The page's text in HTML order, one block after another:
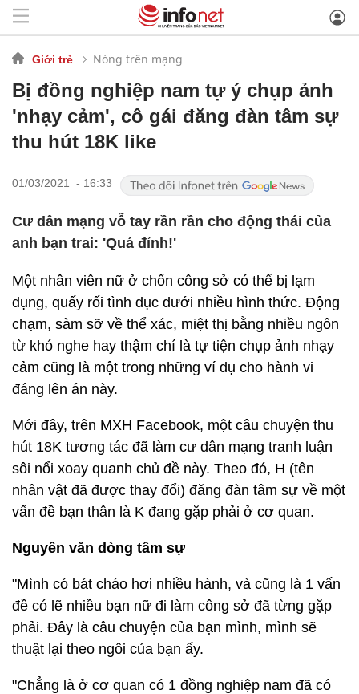
Giới trẻ Nóng trên mạng
Bị đồng nghiệp nam tự ý chụp ảnh
'nhạy cảm', cô gái đăng đàn tâm sự
thu hút 18K like
01/03/2021 - 16:33
Cư dân mạng vỗ tay rần rần cho động thái của
anh bạn trai: 'Quá đỉnh!'
Một nhân viên nữ ở chốn công sở có thể bị lạm
dụng, quấy rối tình dục dưới nhiều hình thức. Động
chạm, sàm sỡ về thể xác, miệt thị bằng nhiều ngôn
từ khó nghe hay thậm chí là tự tiện chụp ảnh nhạy
cảm cũng là một trong những ví dụ cho hành vi
đáng lên án này.
Mới đây, trên MXH Facebook, một câu chuyện thu
hút 18K tương tác đã làm cư dân mạng tranh luận
sôi nổi xoay quanh chủ đề này. Theo đó, H (tên
nhân vật đã được thay đổi) đăng đàn tâm sự về một
vấn đề bạn thân là K đang gặp phải ở cơ quan.
Nguyên văn dòng tâm sự
"Mình có bát cháo hơi nhiều hành, và cũng là 1 vấn
đề có lẽ nhiều bạn nữ đi làm công sở đã từng gặp
phải. Đây là câu chuyện của bạn mình, mình sẽ
thuật lại theo ngôi của bạn ấy.
"Chẳng là ở cơ quan có 1 đồng nghiệp nam đã có